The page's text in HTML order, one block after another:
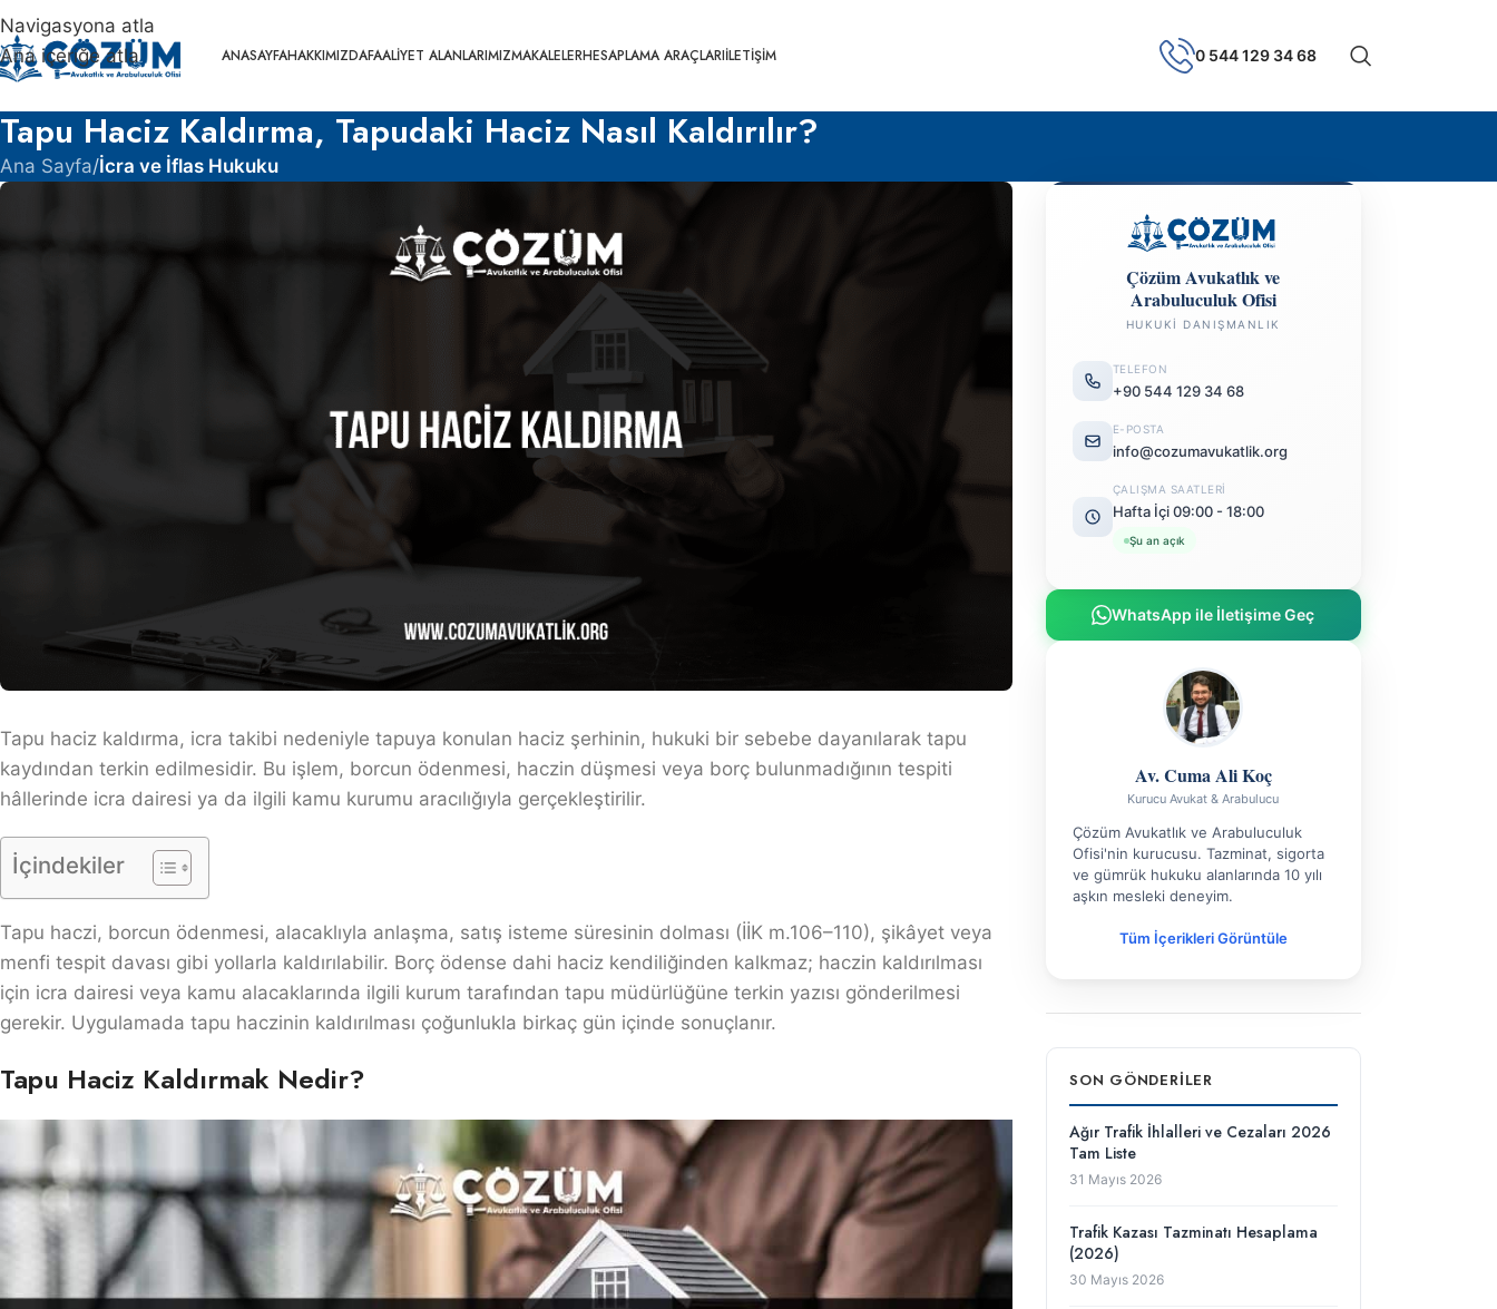
Navigasyona atla
Ana içeriğe atla
ANASAYFAHAKKIMIZDAFAALIYET ALANLARIMIZMAKALELERHESAPLAMA ARAÇLARIİLETIŞIM 0 544 129 34 68
Tapu Haciz Kaldırma, Tapudaki Haciz Nasıl Kaldırılır?
Ana Sayfa/İcra ve İflas Hukuku
Tapu haciz kaldırma, icra takibi nedeniyle tapuya konulan haciz şerhinin, hukuki bir sebebe dayanılarak tapu
kaydından terkin edilmesidir. Bu işlem, borcun ödenmesi, haczin düşmesi veya borç bulunmadığının tespiti
hâllerinde icra dairesi ya da ilgili kamu kurumu aracılığıyla gerçekleştirilir.
İçindekiler
Tapu haczi, borcun ödenmesi, alacaklıyla anlaşma, satış isteme süresinin dolması (İİK m.106–110), şikâyet veya
menfi tespit davası gibi yollarla kaldırılabilir. Borç ödense dahi haciz kendiliğinden kalkmaz; haczin kaldırılması
için icra dairesi veya kamu alacaklarında ilgili kurum tarafından tapu müdürlüğüne terkin yazısı gönderilmesi
gerekir. Uygulamada tapu haczinin kaldırılması çoğunlukla birkaç gün içinde sonuçlanır.
Tapu Haciz Kaldırmak Nedir?
Çözüm Avukatlık ve
Arabuluculuk Ofisi
HUKUKI DANIŞMANLIK
TELEFON
+90 544 129 34 68
E-POSTA
info@cozumavukatlik.org
ÇALIŞMA SAATLERI
Hafta İçi 09:00 - 18:00
Şu an açık
WhatsApp ile İletişime Geç
Av. Cuma Ali Koç
Kurucu Avukat & Arabulucu
Çözüm Avukatlık ve Arabuluculuk
Ofisi'nin kurucusu. Tazminat, sigorta
ve gümrük hukuku alanlarında 10 yılı
aşkın mesleki deneyim.
Tüm İçerikleri Görüntüle
SON GÖNDERILER
Ağır Trafik İhlalleri ve Cezaları 2026
Tam Liste
31 Mayıs 2026
Trafik Kazası Tazminatı Hesaplama
(2026)
30 Mayıs 2026